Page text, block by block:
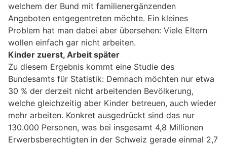
welchem der Bund mit familienergänzenden
Angeboten entgegentreten möchte. Ein kleines
Problem hat man dabei aber übersehen: Viele Eltern
wollen einfach gar nicht arbeiten.
Kinder zuerst, Arbeit später
Zu diesem Ergebnis kommt eine Studie des
Bundesamts für Statistik: Demnach möchten nur etwa
30 % der derzeit nicht arbeitenden Bevölkerung,
welche gleichzeitig aber Kinder betreuen, auch wieder
mehr arbeiten. Konkret ausgedrückt sind das nur
130.000 Personen, was bei insgesamt 4,8 Millionen
Erwerbsberechtigten in der Schweiz gerade einmal 2,7